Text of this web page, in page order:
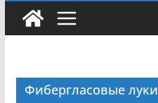
Фибергласовые луки